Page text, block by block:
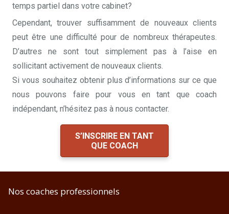
temps partiel dans votre cabinet?
Cependant, trouver suffisamment de nouveaux clients
peut être une difficulté pour de nombreux thérapeutes.
D’autres ne sont tout simplement pas à l’aise en
sollicitant activement de nouveaux clients.
Si vous souhaitez obtenir plus d’informations sur ce que
nous pouvons faire pour vous en tant que coach
indépendant, n’hésitez pas à nous contacter.
S’INSCRIRE EN TANT
QUE COACH
Nos coaches professionnels